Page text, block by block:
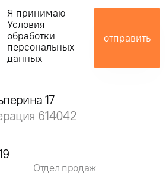
Я принимаю
Условия
обработки
персональных
данных
отправить
17
614042
Отдел продаж